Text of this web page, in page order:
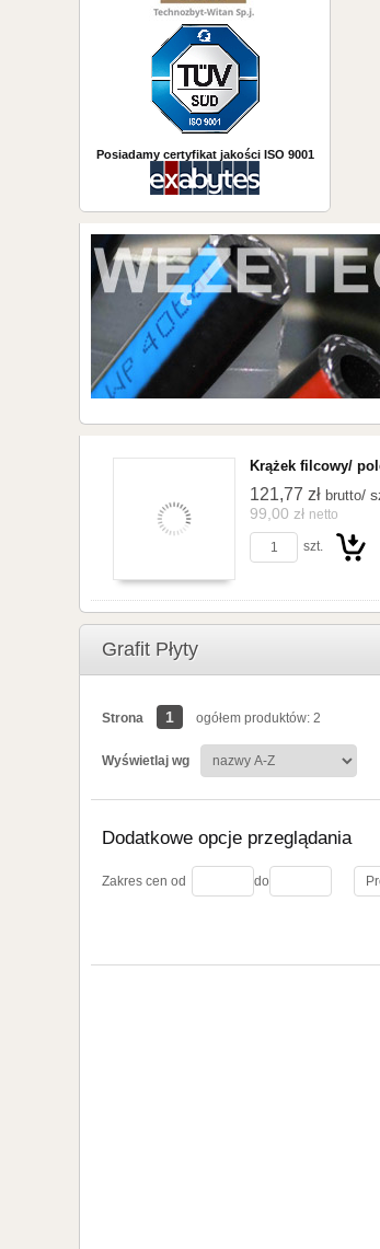
Posiadamy certyfikat jakości ISO 9001
Krążek filcowy/
121,77 zł brutto/
99,00 zł netto
szt.
Grafit Płyty
Strona 1 ogółem produktów: 2
Wyświetlaj wg
Dodatkowe opcje przeglądania
Zakres cen od do